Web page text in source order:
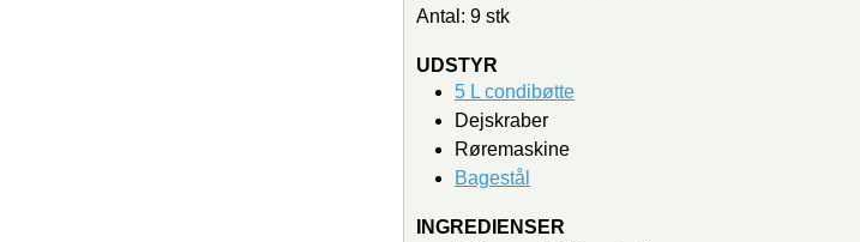
Antal: 9 stk
UDSTYR
5 L condibøtte
Dejskraber
Røremaskine
Bagestål
INGREDIENSER